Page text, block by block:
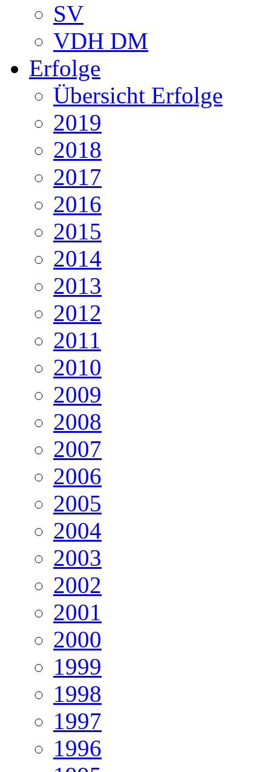
SV
VDH DM
Erfolge
Übersicht Erfolge
2019
2018
2017
2016
2015
2014
2013
2012
2011
2010
2009
2008
2007
2006
2005
2004
2003
2002
2001
2000
1999
1998
1997
1996